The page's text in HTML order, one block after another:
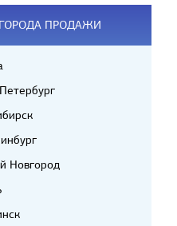
ГОРОДА ПРОДАЖИ
Новгород